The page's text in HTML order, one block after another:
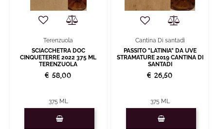
Terenzuola
SCIACCHETRA DOC
CINQUETERRE 2022 375 ML
TERENZUOLA
€ 58,00
375 ML
Cantina Di santadi
PASSITO "LATINIA" DA UVE
STRAMATURE 2019 CANTINA DI
SANTADI
€ 26,50
375 ML